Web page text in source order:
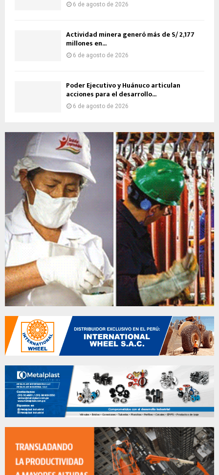
6 de agosto de 2026
Actividad minera generó más de S/ 2,177
millones en...
6 de agosto de 2026
Poder Ejecutivo y Huánuco articulan
acciones para el desarrollo...
6 de agosto de 2026